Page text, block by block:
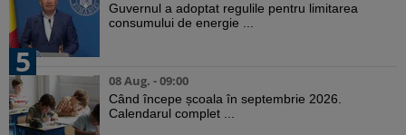
Guvernul a adoptat regulile pentru limitarea
consumului de energie ...
5
08 Aug. - 09:00
Când începe școala în septembrie 2026.
Calendarul complet ...